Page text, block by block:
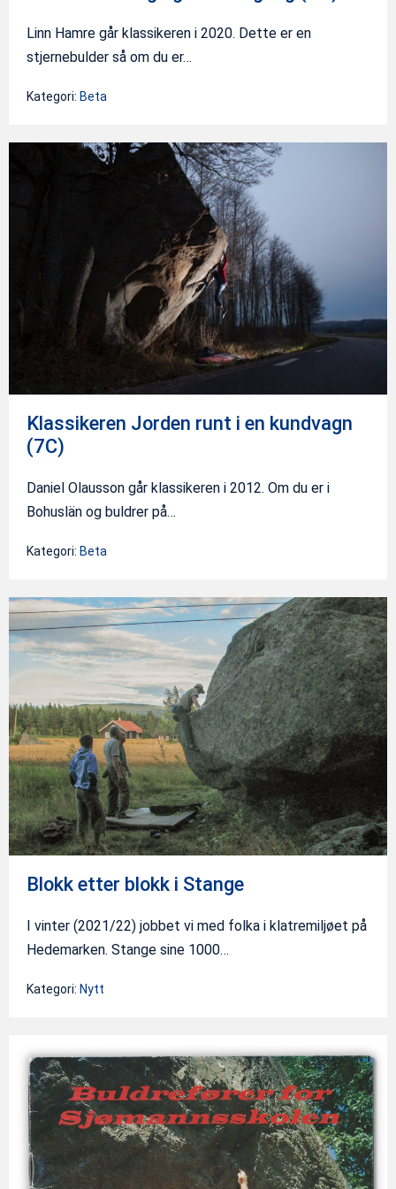
Linn Hamre går klassikeren i 2020. Dette er en
stjernebulder så om du er…
Kategori: Beta
Klassikeren Jorden runt i en kundvagn
(7C)
Daniel Olausson går klassikeren i 2012. Om du er i
Bohuslän og buldrer på…
Kategori: Beta
Blokk
etter
blokk
Stange
Blokk etter blokk i Stange
I vinter (2021/22) jobbet vi med folka i klatremiljøet på
Hedemarken. Stange sine 1000…
Kategori: Nytt
Sjømannskolen